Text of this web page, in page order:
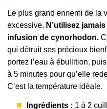
Le plus grand ennemi de la
excessive. N’utilisez
infusion de cynorhodon.
qui détruit ses précieux
portez l’eau à ébullition,
à 5 minutes pour qu’elle
C’est la température idéale.
Ingrédients : 1 à 2